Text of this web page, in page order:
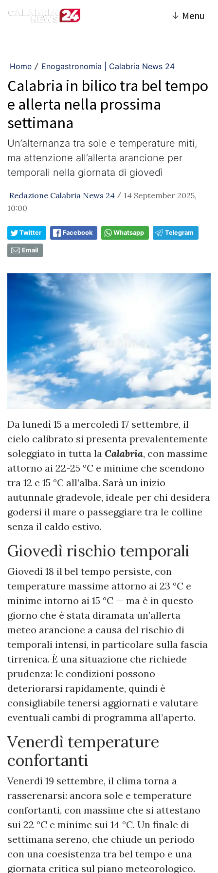
↓ Menu
Home / Enogastronomia | Calabria News 24
Calabria in bilico tra bel tempo
e allerta nella prossima
settimana
Un’alternanza tra sole e temperature miti,
ma attenzione all’allerta arancione per
temporali nella giornata di giovedì
Redazione Calabria News 24 / 14 September 2025,
10:00
Twitter Facebook Whatsapp Telegram
Email
Da lunedì 15 a mercoledì 17 settembre, il
cielo calibrato si presenta prevalentemente
soleggiato in tutta la Calabria, con massime
attorno ai 22-25 °C e minime che scendono
tra 12 e 15 °C all’alba. Sarà un inizio
autunnale gradevole, ideale per chi desidera
godersi il mare o passeggiare tra le colline
senza il caldo estivo.
Giovedì rischio temporali
Giovedì 18 il bel tempo persiste, con
temperature massime attorno ai 23 °C e
minime intorno ai 15 °C — ma è in questo
giorno che è stata diramata un’allerta
meteo arancione a causa del rischio di
temporali intensi, in particolare sulla fascia
tirrenica. È una situazione che richiede
prudenza: le condizioni possono
deteriorarsi rapidamente, quindi è
consigliabile tenersi aggiornati e valutare
eventuali cambi di programma all’aperto.
Venerdì temperature
confortanti
Venerdì 19 settembre, il clima torna a
rasserenarsi: ancora sole e temperature
confortanti, con massime che si attestano
sui 22 °C e minime sui 14 °C. Un finale di
settimana sereno, che chiude un periodo
con una coesistenza tra bel tempo e una
giornata critica sul piano meteorologico.